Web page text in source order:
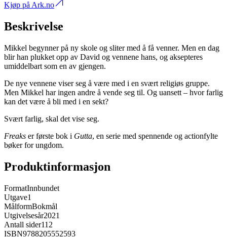
Kjøp på Ark.no
Beskrivelse
Mikkel begynner på ny skole og sliter med å få venner. Men en dag
blir han plukket opp av David og vennene hans, og aksepteres
umiddelbart som en av gjengen.
De nye vennene viser seg å være med i en svært religiøs gruppe.
Men Mikkel har ingen andre å vende seg til. Og uansett – hvor farlig
kan det være å bli med i en sekt?
Svært farlig, skal det vise seg.
Freaks er første bok i Gutta, en serie med spennende og actionfylte
bøker for ungdom.
Produktinformasjon
FormatInnbundet
Utgave1
MålformBokmål
Utgivelsesår2021
Antall sider112
ISBN9788205552593